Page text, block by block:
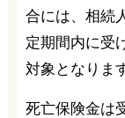
合には、相続
定期間内に受
対象となりま
死亡保険金は